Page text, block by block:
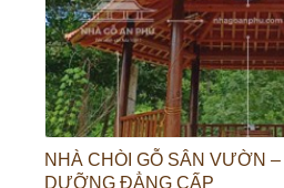
NHÀ CHÒI GỖ SÂN VƯỜN –
DƯỠNG ĐẲNG CẤP